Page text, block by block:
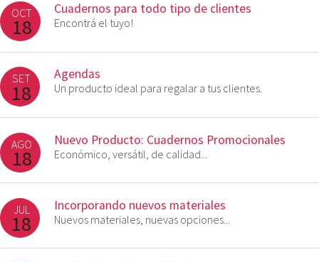
OCT
18
Cuadernos para todo tipo de clientes
Encontrá el tuyo!
SET
18
Agendas
Un producto ideal para regalar a tus clientes.
AGO
18
Nuevo Producto: Cuadernos Promocionales
Económico, versátil, de calidad...
JUL
18
Incorporando nuevos materiales
Nuevos materiales, nuevas opciones...